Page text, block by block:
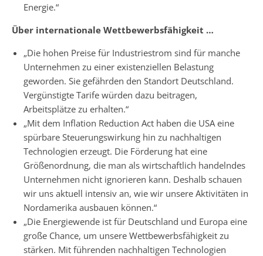
Energie.“
Über internationale Wettbewerbsfähigkeit …
„Die hohen Preise für Industriestrom sind für manche
Unternehmen zu einer existenziellen Belastung
geworden. Sie gefährden den Standort Deutschland.
Vergünstigte Tarife würden dazu beitragen,
Arbeitsplätze zu erhalten.“
„Mit dem Inflation Reduction Act haben die USA eine
spürbare Steuerungswirkung hin zu nachhaltigen
Technologien erzeugt. Die Förderung hat eine
Größenordnung, die man als wirtschaftlich handelndes
Unternehmen nicht ignorieren kann. Deshalb schauen
wir uns aktuell intensiv an, wie wir unsere Aktivitäten in
Nordamerika ausbauen können.“
„Die Energiewende ist für Deutschland und Europa eine
große Chance, um unsere Wettbewerbsfähigkeit zu
stärken. Mit führenden nachhaltigen Technologien